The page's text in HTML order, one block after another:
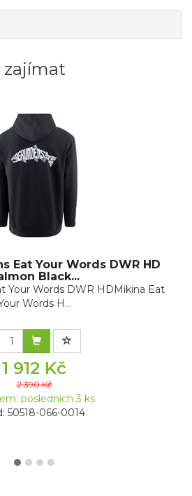
zajímat
Eat Your Words DWR HD
Black...
Your Words DWR HDMikina Eat
Words H...
1 912 Kč
2 390 Kč
posledních 3 ks
50518-066-0014